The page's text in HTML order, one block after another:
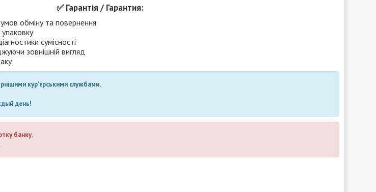
✅ Гарантія / Гарантия:
обміну та повернення
упаковку
сумісності
зовнішній вигляд
кур’єрськими службами.
день!
банку.